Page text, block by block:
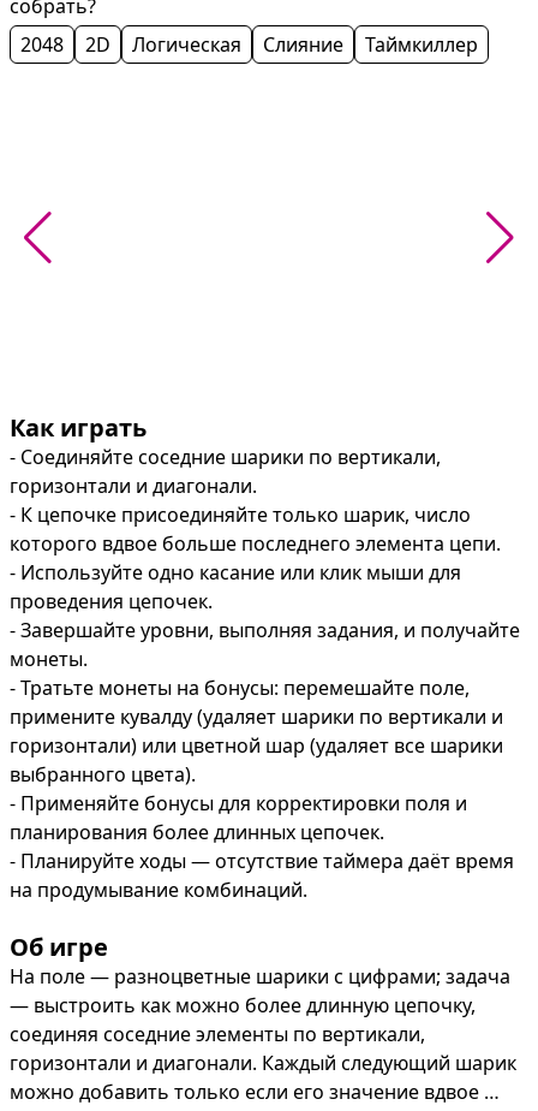
собрать?
2048
2D Логическая Слияние Таймкиллер
Как играть
- Соединяйте соседние шарики по вертикали,
горизонтали и диагонали.
- К цепочке присоединяйте только шарик, число
которого вдвое больше последнего элемента цепи.
- Используйте одно касание или клик мыши для
проведения цепочек.
- Завершайте уровни, выполняя задания, и получайте
монеты.
- Тратьте монеты на бонусы: перемешайте поле,
примените кувалду (удаляет шарики по вертикали и
горизонтали) или цветной шар (удаляет все шарики
выбранного цвета).
- Применяйте бонусы для корректировки поля и
планирования более длинных цепочек.
- Планируйте ходы — отсутствие таймера даёт время
на продумывание комбинаций.
Об игре
На поле — разноцветные шарики с цифрами; задача
— выстроить как можно более длинную цепочку,
соединяя соседние элементы по вертикали,
горизонтали и диагонали. Каждый следующий шарик
можно добавить только если его значение вдвое